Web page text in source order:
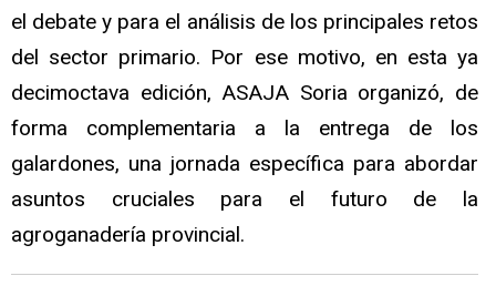
el debate y para el análisis de los principales retos
del sector primario. Por ese motivo, en esta ya
decimoctava edición, ASAJA Soria organizó, de
forma complementaria a la entrega de los
galardones, una jornada específica para abordar
asuntos cruciales para el futuro de la
agroganadería provincial.